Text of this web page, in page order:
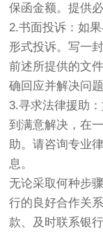
保函金额。提供
2.书面投诉：如
形式投诉。写一
前述所提供的文
确回应并解决问题
3.寻求法律援助
到满意解决，在
助。请咨询专业
息。
无论采取何种步
行的良好合作关
款、及时联系银